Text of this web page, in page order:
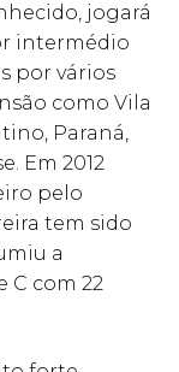
jogará
intermédio
por vários
como Vila
Paraná,
Em 2012
pelo
tem sido
a
C com 22